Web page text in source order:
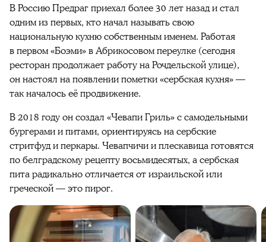
В Россию Предраг приехал более 30 лет назад и стал
одним из первых, кто начал называть свою
национальную кухню собственным именем. Работая
в первом «Боэми» в Абрикосовом переулке (сегодня
ресторан продолжает работу на Рочдельской улице),
он настоял на появлении пометки «сербская кухня» —
так началось её продвижение.
В 2018 году он создал «Чевапи Гриль» с самодельными
бургерами и питами, ориентируясь на сербские
стритфуд и перкары. Чевапчичи и плескавица готовятся
по белградскому рецепту восьмидесятых, а сербская
пита радикально отличается от израильской или
греческой — это пирог.